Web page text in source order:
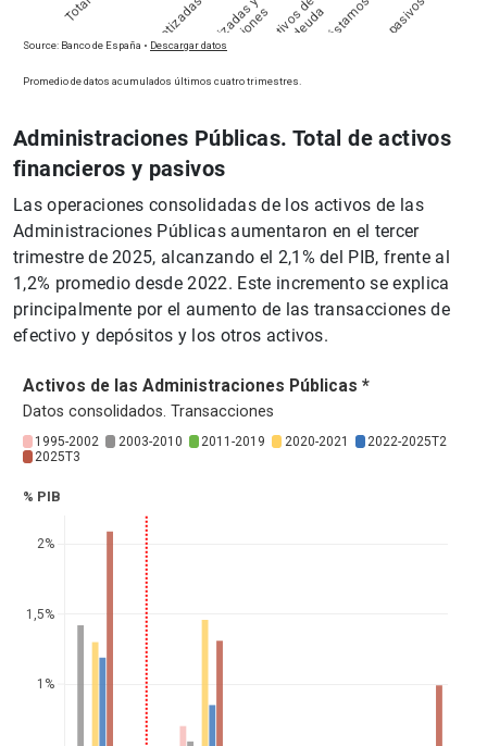
Administraciones Públicas. Total de activos
financieros y pasivos
Las operaciones consolidadas de los activos de las
Administraciones Públicas aumentaron en el tercer
trimestre de 2025, alcanzando el 2,1% del PIB, frente al
1,2% promedio desde 2022. Este incremento se explica
principalmente por el aumento de las transacciones de
efectivo y depósitos y los otros activos.